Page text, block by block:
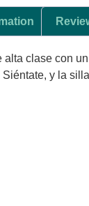
clase con
y la